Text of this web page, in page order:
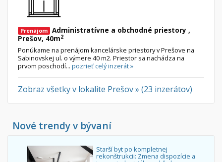
Prenájom Administratívne a obchodné priestory ,
Prešov, 40m2
Ponúkame na prenájom kancelárske priestory v Prešove na
Sabinovskej ul. o výmere 40 m2. Priestor sa nachádza na
prvom poschodí... pozrieť celý inzerát »
Zobraz všetky v lokalite Prešov » (23 inzerátov)
Nové trendy v bývaní
Starší byt po kompletnej
rekonštrukcii: Zmena dispozície a